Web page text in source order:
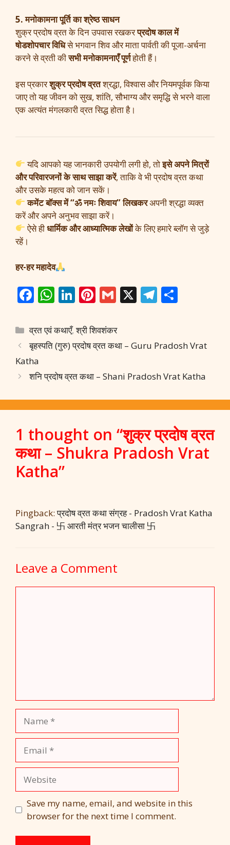
5. मनोकामना पूर्ति का श्रेष्ठ साधन
शुक्र प्रदोष व्रत के दिन उपवास रखकरप्रदोष काल में
षोडशोपचार विधिसे भगवान शिव और माता पार्वती की पूजा-अर्चना
करने से व्रती कीसभी मनोकामनाएँ पूर्णहोती हैं।
इस प्रकारशुक्र प्रदोष व्रतश्रद्धा, विश्वास और नियमपूर्वक किया
जाए तो यह जीवन को सुख, शांति, सौभाग्य और समृद्धि से भरने वाला
एक अत्यंत मंगलकारी व्रत सिद्ध होता है।
यदि आपको यह जानकारी उपयोगी लगी हो, तोइसे अपने मित्रों
और परिवारजनों के साथ साझा करें, ताकि वे भी प्रदोष व्रत कथा
और उसके महत्व को जान सकें।
कमेंट बॉक्स में “ॐ नमः शिवाय” लिखकरअपनी श्रद्धा व्यक्त
करें और अपने अनुभव साझा करें।
ऐसे हीधार्मिक और आध्यात्मिक लेखोंके लिए हमारे ब्लॉग से जुड़े
रहें।
हर-हर महादेव
F
e
b
o
o
W
at
s
p
Li
k
e
n
Pi
er
e
G
ai
l
X T
gr
m
e
Categories
व्रत एवं कथाएँ,श्री शिवशंकर
बृहस्पति (गुरु) प्रदोष व्रत कथा – Guru Pradosh Vrat
Katha
शनि प्रदोष व्रत कथा – Shani Pradosh Vrat Katha
1 thought on “शुक्र प्रदोष व्रत
कथा – Shukra Pradosh Vrat
Katha”
Pingback:प्रदोष व्रत कथा संग्रह - Pradosh Vrat Katha
Sangrah - 卐 आरती मंत्र भजन चालीसा 卐
Leave a Comment
Save my name, email, and website in this
browser for the next time I comment.